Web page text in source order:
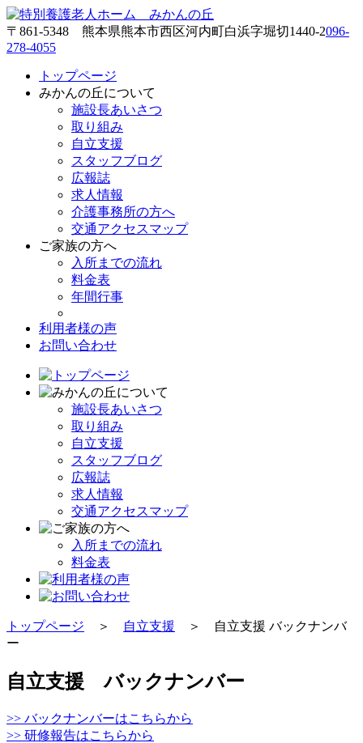
〒861-5348 熊本県熊本市西区河内町白浜字堀切1440-2096-
278-4055
トップページ
みかんの丘について
施設長あいさつ
取り組み
自立支援
スタッフブログ
広報誌
求人情報
介護事務所の方へ
交通アクセスマップ
ご家族の方へ
入所までの流れ
料金表
年間行事
利用者様の声
お問い合わせ
施設長あいさつ
取り組み
自立支援
スタッフブログ
広報誌
求人情報
交通アクセスマップ
入所までの流れ
料金表
トップページ ＞ 自立支援 ＞ 自立支援 バックナンバ
ー
自立支援 バックナンバー
>> バックナンバーはこちらから
>> 研修報告はこちらから